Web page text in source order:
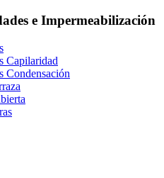
e Impermeabilización
Capilaridad
Condensación